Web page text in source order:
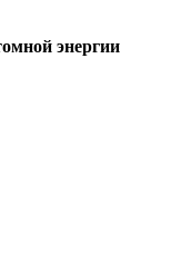
энергии